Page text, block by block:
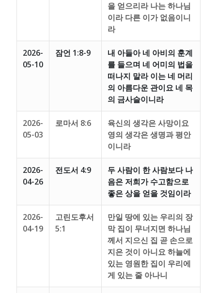
을 얻으리라 나는 하나님
이라 다른 이가 없음이니
라
2026-
05-10
잠언 1:8-9
내 아들아 네 아비의 훈계
를 들으며 네 어미의 법을
떠나지 말라 이는 네 머리
의 아름다운 관이요 네 목
의 금사슬이니라
2026-
05-03
로마서 8:6
육신의 생각은 사망이요
영의 생각은 생명과 평안
이니라
2026-
04-26
전도서 4:9
두 사람이 한 사람보다 나
음은 저희가 수고함으로
좋은 상을 얻을 것임이라
2026-
04-19
고린도후서
5:1
만일 땅에 있는 우리의 장
막 집이 무너지면 하나님
께서 지으신 집 곧 손으로
지은 것이 아니요 하늘에
있는 영원한 집이 우리에
게 있는 줄 아나니